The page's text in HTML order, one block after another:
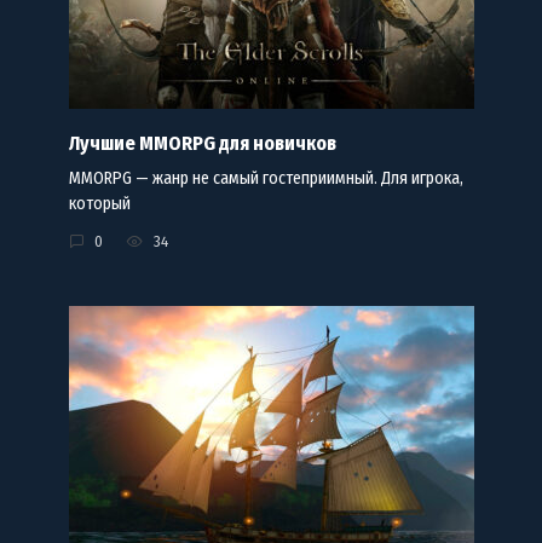
Лучшие MMORPG для новичков
MMORPG — жанр не самый гостеприимный. Для игрока,
который
0 34